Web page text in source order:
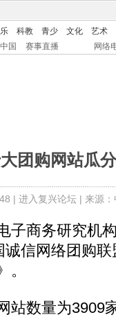
科教 青少 文化
艺术
国 赛事直播 网络
团购网站瓜
| 进入复兴论坛| 来源
商务研究机
信网络团购
数量为3909